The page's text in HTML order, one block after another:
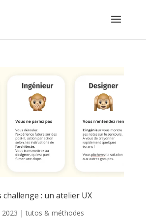
challenge : un atelier UX
2023 |tutos & méthodes